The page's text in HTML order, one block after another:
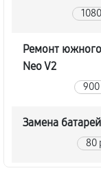
Ремонт
Neo V2
900
Замена
80